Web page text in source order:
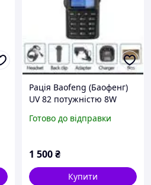
Рація Baofeng (Баофенг)
UV 82 потужністю 8W
Готово до відправки
1 500₴
Купити